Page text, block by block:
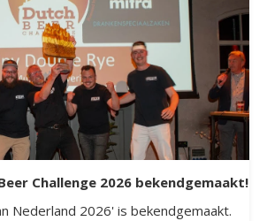
Challenge 2026 bekendgemaakt!
Nederland 2026' is bekendgemaakt.